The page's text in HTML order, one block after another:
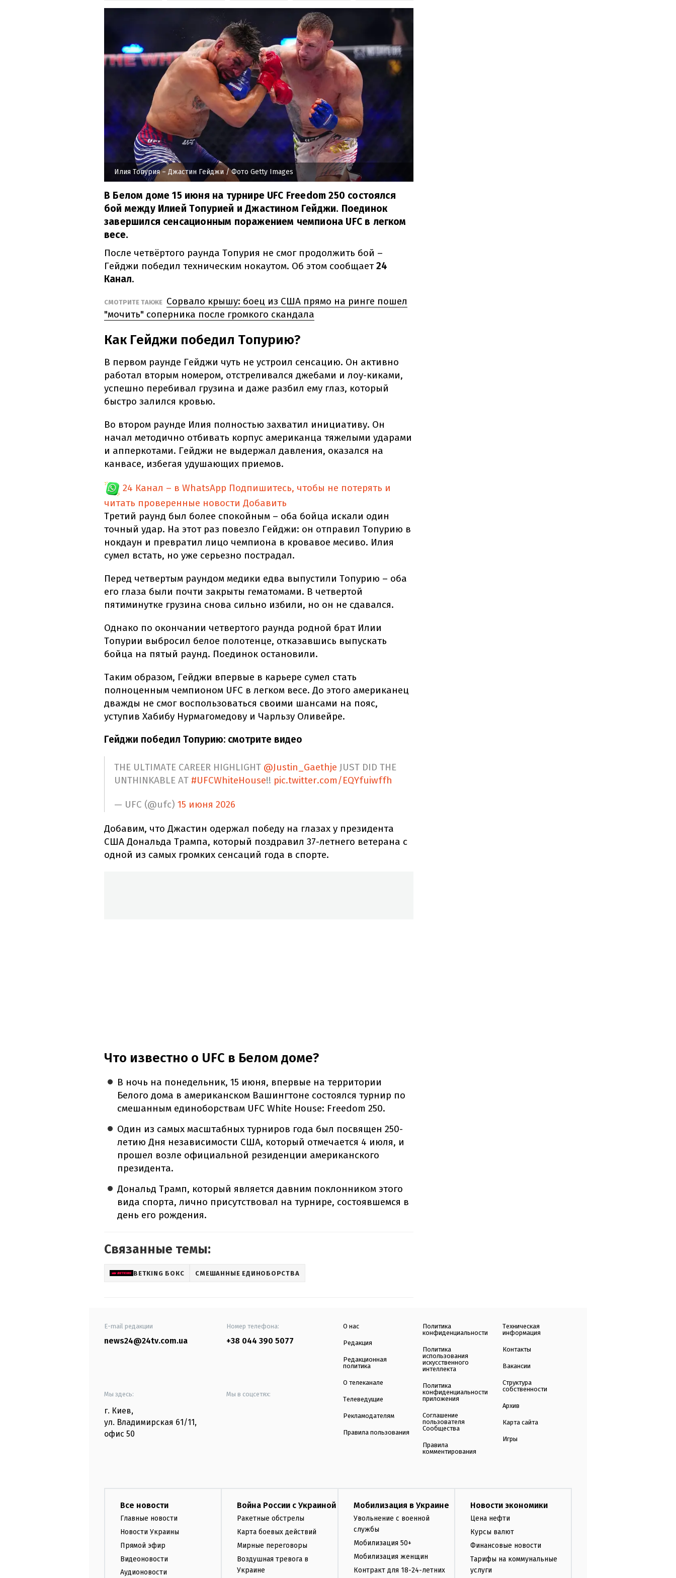
Илия Топурия – Джастин Гейджи/ Фото Getty Images
В Белом доме 15 июня на турнире UFC Freedom 250 состоялся
бой между Илией Топурией и Джастином Гейджи. Поединок
завершился сенсационным поражением чемпиона UFC в легком
весе.
После четвёртого раунда Топурия не смог продолжить бой –
Гейджи победил техническим нокаутом. Об этом сообщает24
Канал.
СМОТРИТЕ ТАКЖЕ Сорвало крышу: боец из США прямо на ринге пошел
"мочить" соперника после громкого скандала
Как Гейджи победил Топурию?
В первом раунде Гейджи чуть не устроил сенсацию. Он активно
работал вторым номером, отстреливался джебами и лоу-киками,
успешно перебивал грузина и даже разбил ему глаз, который
быстро залился кровью.
Во втором раунде Илия полностью захватил инициативу. Он
начал методично отбивать корпус американца тяжелыми ударами
и апперкотами. Гейджи не выдержал давления, оказался на
канвасе, избегая удушающих приемов.
24 Канал – в WhatsApp Подпишитесь, чтобы не потерять и
читать проверенные новости Добавить
Третий раунд был более спокойным – оба бойца искали один
точный удар. На этот раз повезло Гейджи: он отправил Топурию в
нокдаун и превратил лицо чемпиона в кровавое месиво. Илия
сумел встать, но уже серьезно пострадал.
Перед четвертым раундом медики едва выпустили Топурию – оба
его глаза были почти закрыты гематомами. В четвертой
пятиминутке грузина снова сильно избили, но он не сдавался.
Однако по окончании четвертого раунда родной брат Илии
Топурии выбросил белое полотенце, отказавшись выпускать
бойца на пятый раунд. Поединок остановили.
Таким образом, Гейджи впервые в карьере сумел стать
полноценным чемпионом UFC в легком весе. До этого американец
дважды не смог воспользоваться своими шансами на пояс,
уступив Хабибу Нурмагомедову и Чарльзу Оливейре.
Гейджи победил Топурию: смотрите видео
THE ULTIMATE CAREER HIGHLIGHT @Justin_Gaethje JUST DID THE
UNTHINKABLE AT #UFCWhiteHouse!! pic.twitter.com/EQYfuiwffh
— UFC (@ufc) 15 июня 2026
Добавим, что Джастин одержал победу на глазах у президента
США Дональда Трампа, который поздравил 37-летнего ветерана с
одной из самых громких сенсаций года в спорте.
Что известно о UFC в Белом доме?
В ночь на понедельник, 15 июня, впервые на территории
Белого дома в американском Вашингтоне состоялся турнир по
смешанным единоборствам UFC White House: Freedom 250.
Один из самых масштабных турниров года был посвящен 250-
летию Дня независимости США, который отмечается 4 июля, и
прошел возле официальной резиденции американского
президента.
Дональд Трамп, который является давним поклонником этого
вида спорта, лично присутствовал на турнире, состоявшемся в
день его рождения.
Связанные темы:
BETKING БОКС СМЕШАННЫЕ ЕДИНОБОРСТВА
E-mail редакции
news24@24tv.com.ua
Номер телефона:
+38 044 390 5077
Мы здесь:
г. Киев,
ул. Владимирская 61/11,
офис 50
Мы в соцсетях:
О нас
Редакция
Редакционная
политика
О телеканале
Телеведущие
Рекламодателям
Правила пользования
Политика
конфиденциальности
Политика
использования
искусственного
интеллекта
Политика
конфиденциальности
приложения
Соглашение
пользователя
Сообщества
Правила
комментирования
Техническая
информация
Контакты
Вакансии
Структура
собственности
Архив
Карта сайта
Игры
Все новости
Главные новости
Новости Украины
Прямой эфир
Видеоновости
Аудионовости
Война России с Украиной
Ракетные обстрелы
Карта боевых действий
Мирные переговоры
Воздушная тревога в
Украине
Мобилизация в Украине
Увольнение с военной
службы
Мобилизация 50+
Мобилизация женщин
Контракт для 18-24-летних
Новости экономики
Цена нефти
Курсы валют
Финансовые новости
Тарифы на коммунальные
услуги